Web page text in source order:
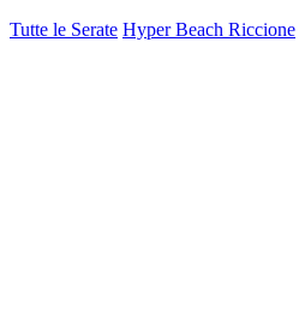
Tutte le Serate Hyper Beach Riccione